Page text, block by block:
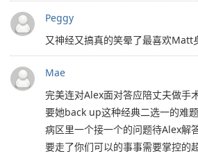
Peggy
又神经又搞真的笑晕了最喜欢Matt
Mae
完美连对Alex面对答应陪丈夫做手
要她back up这种经典二选一的难
病区里一个接一个的问题待Alex解
要走了你们可以的事事需要掌控的